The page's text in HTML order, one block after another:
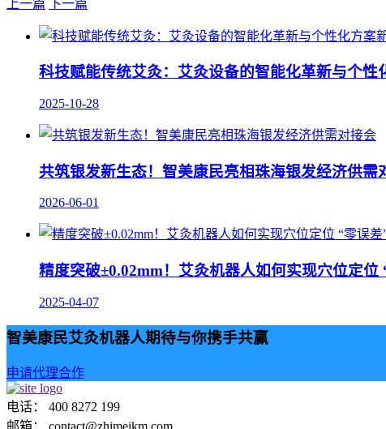
上一篇 下一篇
科技赋能传统艾灸：艾灸设备的智能化革新与个性
2025-10-28
共筑银发新生态！智美康民亮相珠海银发经济供需
2026-06-01
精度突破±0.02mm！艾灸机器人如何实现穴位定位
2025-04-07
智美康民艾灸机器人期待与你携手共赢
申请代理合作
电话： 400 8272 199